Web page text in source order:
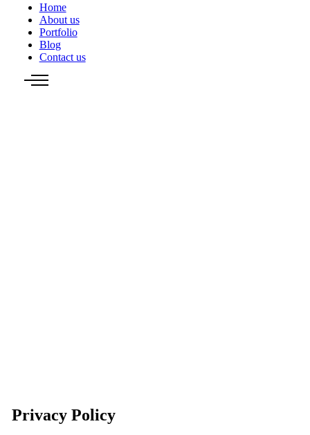
Home
About us
Portfolio
Blog
Contact us
Privacy Policy